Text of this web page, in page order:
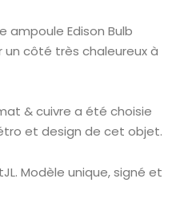
ampoule Edison Bulb
un côté très chaleureux à
& cuivre a été choisie
et design de cet objet.
Modèle unique, signé et